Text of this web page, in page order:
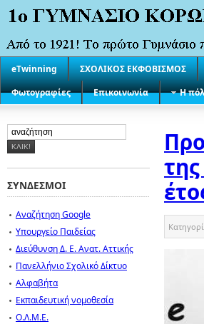
eTwinning ΣΧΟΛΙΚΟΣ ΕΚΦΟΒΙΣΜΟΣ
Φωτογραφίες
Επικοινωνία Η
ΣΥΝΔΕΣΜΟΙ
Αναζήτηση Google
Υπουργείο Παιδείας
Διεύθυνση Δ. Ε. Ανατ. Αττικής
Πανελλήνιο Σχολικό Δίκτυο
Αλφαβήτα
Εκπαιδευτική νομοθεσία
Ο.Λ.Μ.Ε.